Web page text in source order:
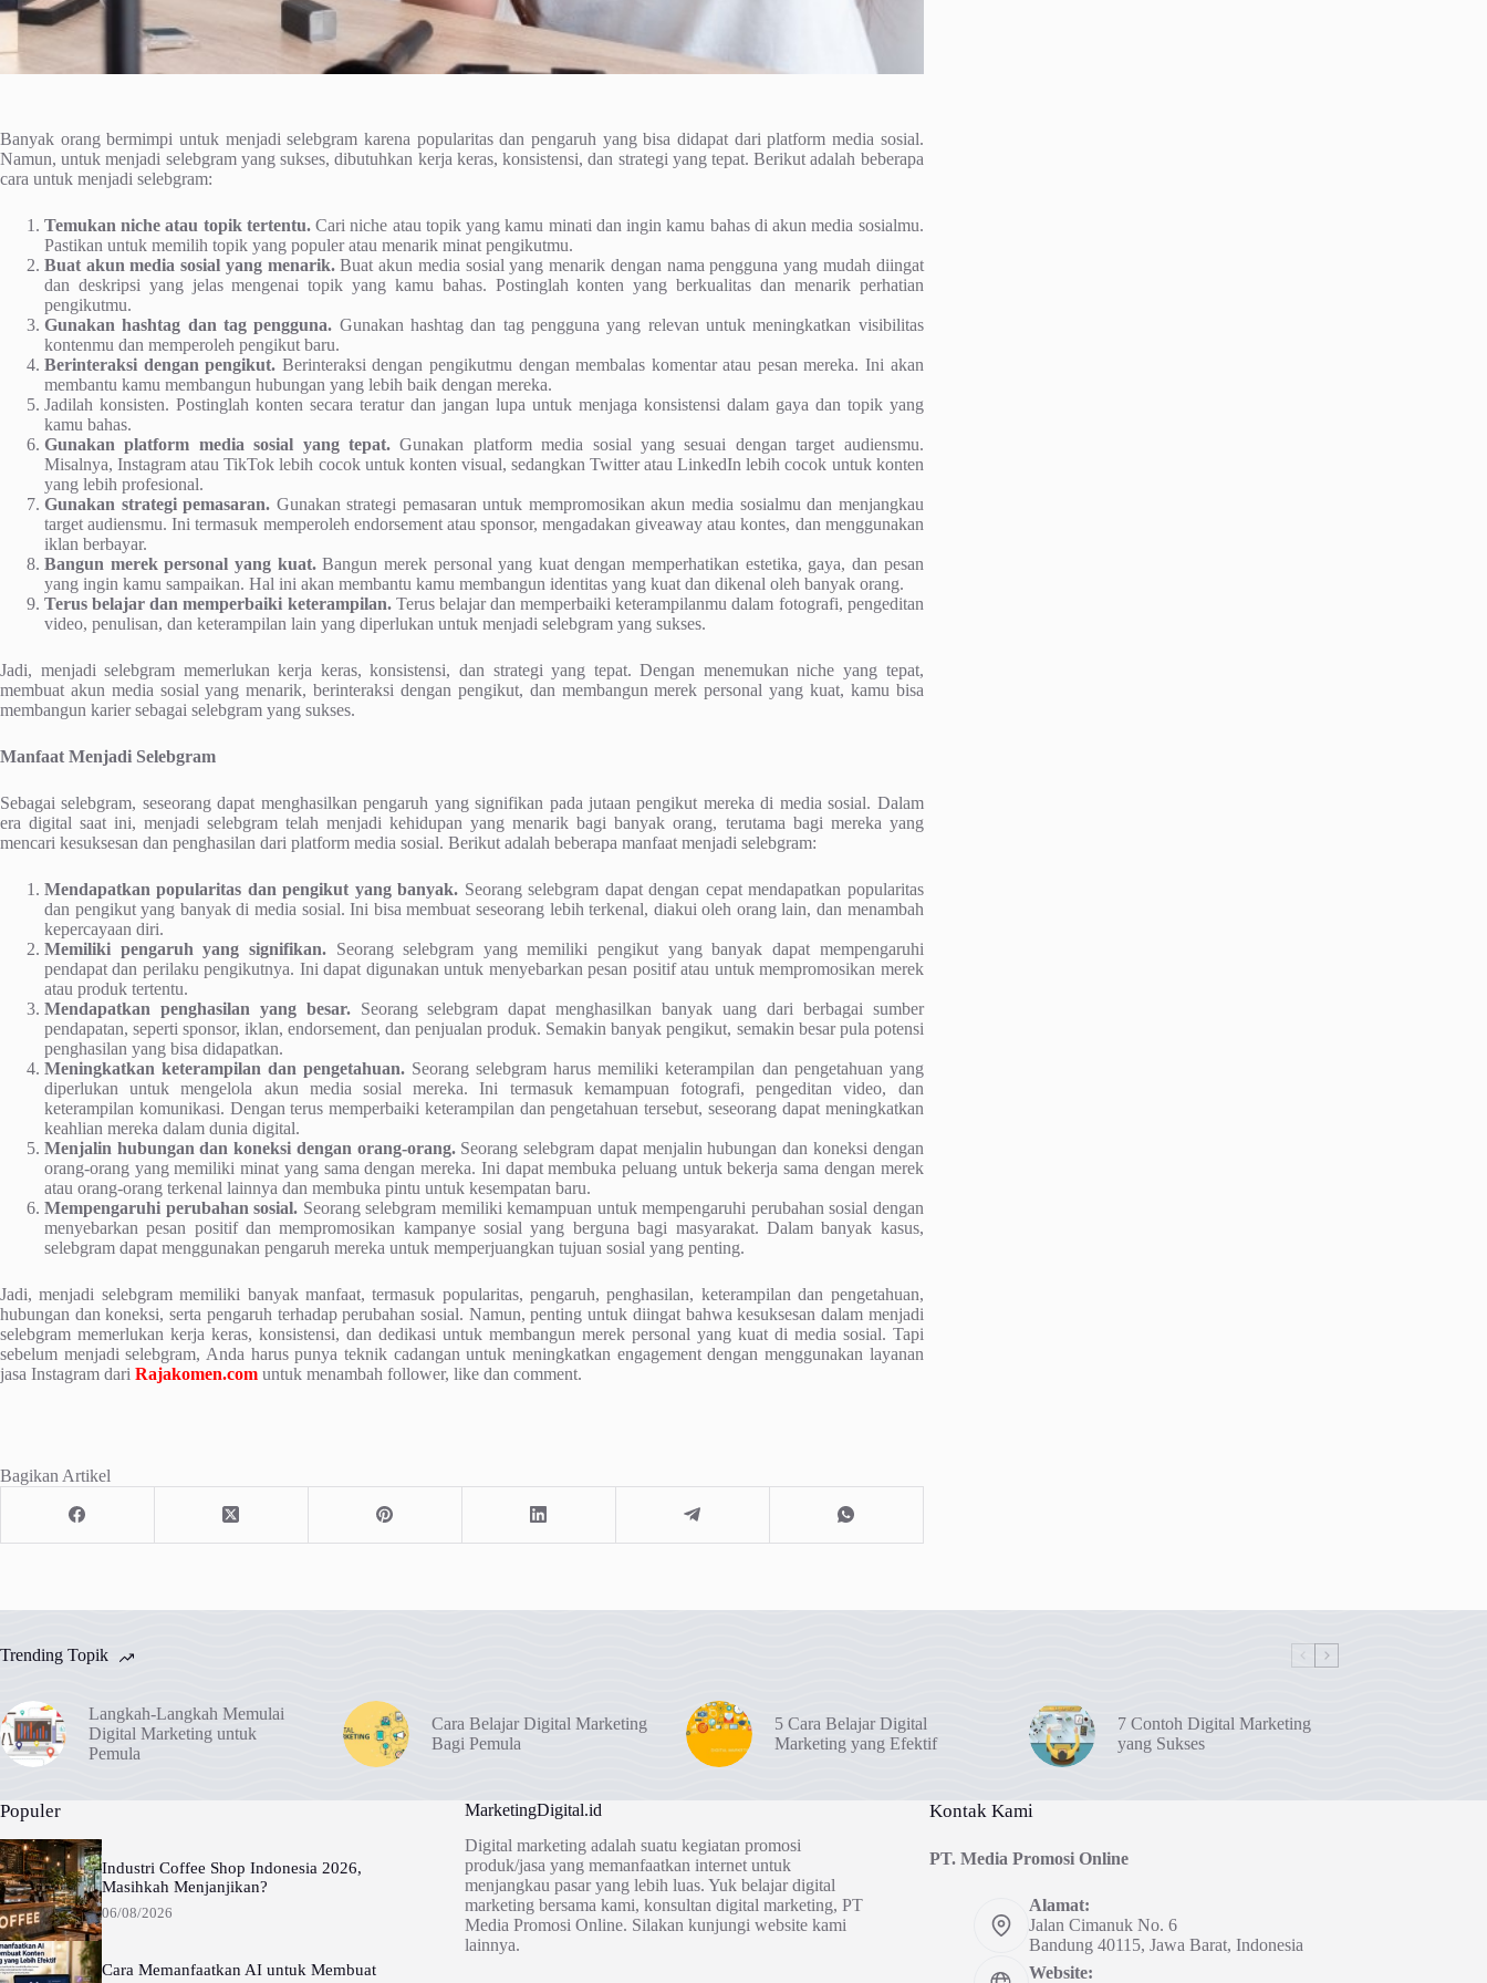
Banyak orang bermimpi untuk menjadi selebgram karena popularitas dan pengaruh yang bisa didapat dari platform media sosial.
Namun, untuk menjadi selebgram yang sukses, dibutuhkan kerja keras, konsistensi, dan strategi yang tepat. Berikut adalah beberapa
cara untuk menjadi selebgram:
Temukan niche atau topik tertentu.Cari niche atau topik yang kamu minati dan ingin kamu bahas di akun media sosialmu.
Pastikan untuk memilih topik yang populer atau menarik minat pengikutmu.
Buat akun media sosial yang menarik.Buat akun media sosial yang menarik dengan nama pengguna yang mudah diingat
dan deskripsi yang jelas mengenai topik yang kamu bahas. Postinglah konten yang berkualitas dan menarik perhatian
pengikutmu.
Gunakan hashtag dan tag pengguna. Gunakan hashtag dan tag pengguna yang relevan untuk meningkatkan visibilitas
kontenmu dan memperoleh pengikut baru.
Berinteraksi dengan pengikut. Berinteraksi dengan pengikutmu dengan membalas komentar atau pesan mereka. Ini akan
membantu kamu membangun hubungan yang lebih baik dengan mereka.
Jadilah konsisten. Postinglah konten secara teratur dan jangan lupa untuk menjaga konsistensi dalam gaya dan topik yang
kamu bahas.
Gunakan platform media sosial yang tepat. Gunakan platform media sosial yang sesuai dengan target audiensmu.
Misalnya, Instagram atau TikTok lebih cocok untuk konten visual, sedangkan Twitter atau LinkedIn lebih cocok untuk konten
yang lebih profesional.
Gunakan strategi pemasaran. Gunakan strategi pemasaran untuk mempromosikan akun media sosialmu dan menjangkau
target audiensmu. Ini termasuk memperoleh endorsement atau sponsor, mengadakan giveaway atau kontes, dan menggunakan
iklan berbayar.
Bangun merek personal yang kuat.Bangun merek personal yang kuat dengan memperhatikan estetika, gaya, dan pesan
yang ingin kamu sampaikan. Hal ini akan membantu kamu membangun identitas yang kuat dan dikenal oleh banyak orang.
Terus belajar dan memperbaiki keterampilan.Terus belajar dan memperbaiki keterampilanmu dalam fotografi, pengeditan
video, penulisan, dan keterampilan lain yang diperlukan untuk menjadi selebgram yang sukses.
Jadi, menjadi selebgram memerlukan kerja keras, konsistensi, dan strategi yang tepat. Dengan menemukan niche yang tepat,
membuat akun media sosial yang menarik, berinteraksi dengan pengikut, dan membangun merek personal yang kuat, kamu bisa
membangun karier sebagai selebgram yang sukses.
Manfaat Menjadi Selebgram
Sebagai selebgram, seseorang dapat menghasilkan pengaruh yang signifikan pada jutaan pengikut mereka di media sosial. Dalam
era digital saat ini, menjadi selebgram telah menjadi kehidupan yang menarik bagi banyak orang, terutama bagi mereka yang
mencari kesuksesan dan penghasilan dari platform media sosial. Berikut adalah beberapa manfaat menjadi selebgram:
Mendapatkan popularitas dan pengikut yang banyak. Seorang selebgram dapat dengan cepat mendapatkan popularitas
dan pengikut yang banyak di media sosial. Ini bisa membuat seseorang lebih terkenal, diakui oleh orang lain, dan menambah
kepercayaan diri.
Memiliki pengaruh yang signifikan.Seorang selebgram yang memiliki pengikut yang banyak dapat mempengaruhi
pendapat dan perilaku pengikutnya. Ini dapat digunakan untuk menyebarkan pesan positif atau untuk mempromosikan merek
atau produk tertentu.
Mendapatkan penghasilan yang besar.Seorang selebgram dapat menghasilkan banyak uang dari berbagai sumber
pendapatan, seperti sponsor, iklan, endorsement, dan penjualan produk. Semakin banyak pengikut, semakin besar pula potensi
penghasilan yang bisa didapatkan.
Meningkatkan keterampilan dan pengetahuan. Seorang selebgram harus memiliki keterampilan dan pengetahuan yang
diperlukan untuk mengelola akun media sosial mereka. Ini termasuk kemampuan fotografi, pengeditan video, dan
keterampilan komunikasi. Dengan terus memperbaiki keterampilan dan pengetahuan tersebut, seseorang dapat meningkatkan
keahlian mereka dalam dunia digital.
Menjalin hubungan dan koneksi dengan orang-orang.Seorang selebgram dapat menjalin hubungan dan koneksi dengan
orang-orang yang memiliki minat yang sama dengan mereka. Ini dapat membuka peluang untuk bekerja sama dengan merek
atau orang-orang terkenal lainnya dan membuka pintu untuk kesempatan baru.
Mempengaruhi perubahan sosial. Seorang selebgram memiliki kemampuan untuk mempengaruhi perubahan sosial dengan
menyebarkan pesan positif dan mempromosikan kampanye sosial yang berguna bagi masyarakat. Dalam banyak kasus,
selebgram dapat menggunakan pengaruh mereka untuk memperjuangkan tujuan sosial yang penting.
Jadi, menjadi selebgram memiliki banyak manfaat, termasuk popularitas, pengaruh, penghasilan, keterampilan dan pengetahuan,
hubungan dan koneksi, serta pengaruh terhadap perubahan sosial. Namun, penting untuk diingat bahwa kesuksesan dalam menjadi
selebgram memerlukan kerja keras, konsistensi, dan dedikasi untuk membangun merek personal yang kuat di media sosial. Tapi
sebelum menjadi selebgram, Anda harus punya teknik cadangan untuk meningkatkan engagement dengan menggunakan layanan
jasa Instagram dari Rajakomen.com untuk menambah follower, like dan comment.
Bagikan Artikel
Trending Topik
Langkah-Langkah Memulai
Digital Marketing untuk
Pemula
Cara Belajar Digital Marketing
Bagi Pemula
5 Cara Belajar Digital
Marketing yang Efektif
7 Contoh Digital Marketing
yang Sukses
Populer
Industri Coffee Shop Indonesia 2026,
Masihkah Menjanjikan?
06/08/2026
Cara Memanfaatkan AI untuk Membuat
MarketingDigital.id
Digital marketing adalah suatu kegiatan promosi
produk/jasa yang memanfaatkan internet untuk
menjangkau pasar yang lebih luas. Yuk belajar digital
marketing bersama kami, konsultan digital marketing, PT
Media Promosi Online. Silakan kunjungi website kami
lainnya.
Kontak Kami
PT. Media Promosi Online
Alamat:
Jalan Cimanuk No. 6
Bandung 40115, Jawa Barat, Indonesia
Website: